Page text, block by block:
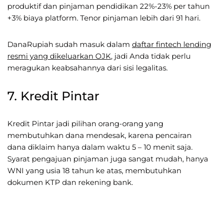
produktif dan pinjaman pendidikan 22%-23% per tahun
+3% biaya platform. Tenor pinjaman lebih dari 91 hari.
DanaRupiah sudah masuk dalam daftar fintech lending
resmi yang dikeluarkan OJK, jadi Anda tidak perlu
meragukan keabsahannya dari sisi legalitas.
7. Kredit Pintar
Kredit Pintar jadi pilihan orang-orang yang
membutuhkan dana mendesak, karena pencairan
dana diklaim hanya dalam waktu 5 – 10 menit saja.
Syarat pengajuan pinjaman juga sangat mudah, hanya
WNI yang usia 18 tahun ke atas, membutuhkan
dokumen KTP dan rekening bank.